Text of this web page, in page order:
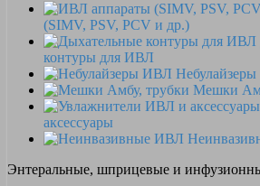
(SIMV, PSV, PCV и др.)
контуры для ИВЛ
Мешки
аксессуары
Энтеральные, шприцевые и